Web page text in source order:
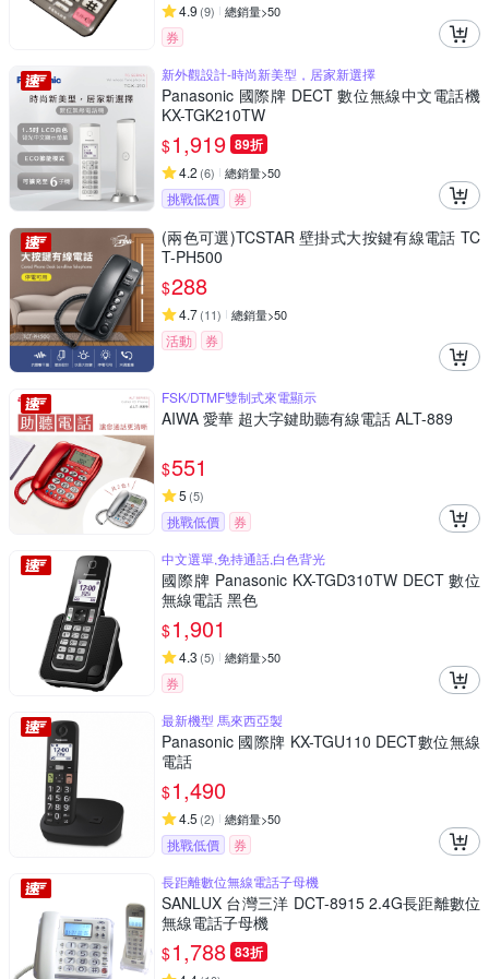
4.9 (9) 總銷量>50
券
新外觀設計-時尚新美型，居家新選擇
Panasonic 國際牌 DECT 數位無線中文電話機
KX-TGK210TW
$1,919 89折
4.2 (6) 總銷量>50
挑戰低價 券
(兩色可選)TCSTAR 壁掛式大按鍵有線電話 TC
T-PH500
$288
4.7(11) 總銷量>50
活動 券
FSK/DTMF雙制式來電顯示
AIWA 愛華 超大字鍵助聽有線電話 ALT-889
$551
5 (5)
挑戰低價
券
中文選單,免持通話,白色背光
國際牌 Panasonic KX-TGD310TW DECT 數位
無線電話 黑色
$1,901
4.3 (5) 總銷量>50
券
最新機型 馬來西亞製
Panasonic 國際牌 KX-TGU110 DECT數位無線
電話
$1,490
4.5 (2) 總銷量>50
挑戰低價
券
長距離數位無線電話子母機
SANLUX 台灣三洋 DCT-8915 2.4G長距離數位
無線電話子母機
$1,788 83折